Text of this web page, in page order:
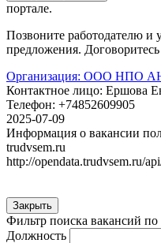
портале.
Позвоните работодателю и
предложения. Договоритесь
Организация: ООО НПО
Контактное лицо: Ершова
Телефон: +74852609905
2025-07-09
Информация о вакансии
trudvsem.ru
http://opendata.trudvsem.ru/
Закрыть
Фильтр поиска вакансий по
Должность